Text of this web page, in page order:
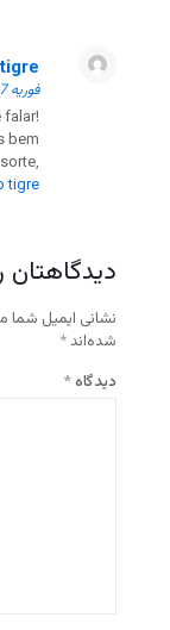
فوریه 7, 2026 در 2:51 ب.ظ
bem
tigre
دیدگاهتان
نشانی ایمیل شما
شده‌اند *
دیدگاه*